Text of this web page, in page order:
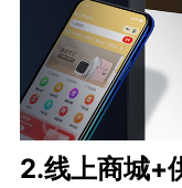
2.线上商城+